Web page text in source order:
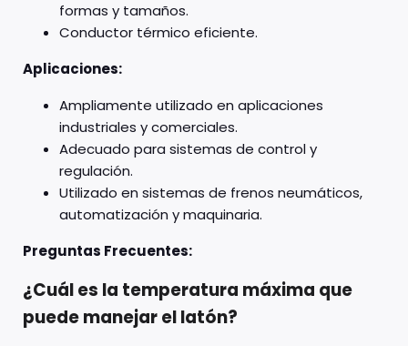
formas y tamaños.
Conductor térmico eficiente.
Aplicaciones:
Ampliamente utilizado en aplicaciones
industriales y comerciales.
Adecuado para sistemas de control y
regulación.
Utilizado en sistemas de frenos neumáticos,
automatización y maquinaria.
Preguntas Frecuentes:
¿Cuál es la temperatura máxima que
puede manejar el latón?